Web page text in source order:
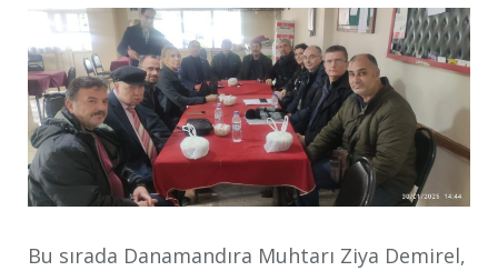
Bu sırada Danamandıra Muhtarı Ziya Demirel,